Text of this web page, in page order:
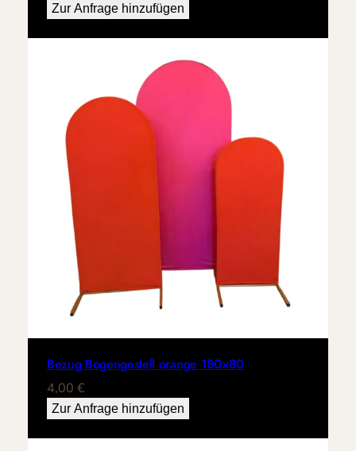
Zur Anfrage hinzufügen
Bezug Bogengestell orange 180×80
4,00 €
Zur Anfrage hinzufügen